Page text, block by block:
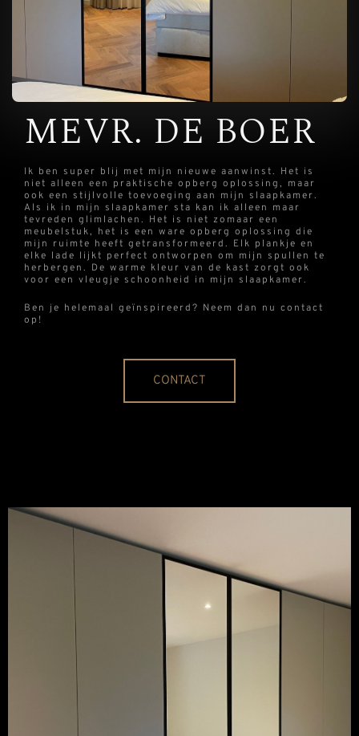
MEVR. DE BOER
Ik ben super blij met mijn nieuwe aanwinst. Het is
niet alleen een praktische opberg oplossing, maar
ook een stijlvolle toevoeging aan mijn slaapkamer.
Als ik in mijn slaapkamer sta kan ik alleen maar
tevreden glimlachen. Het is niet zomaar een
meubelstuk, het is een ware opberg oplossing die
mijn ruimte heeft getransformeerd. Elk plankje en
elke lade lijkt perfect ontworpen om mijn spullen te
herbergen. De warme kleur van de kast zorgt ook
voor een vleugje schoonheid in mijn slaapkamer.
Ben je helemaal geïnspireerd? Neem dan nu contact
op!
CONTACT